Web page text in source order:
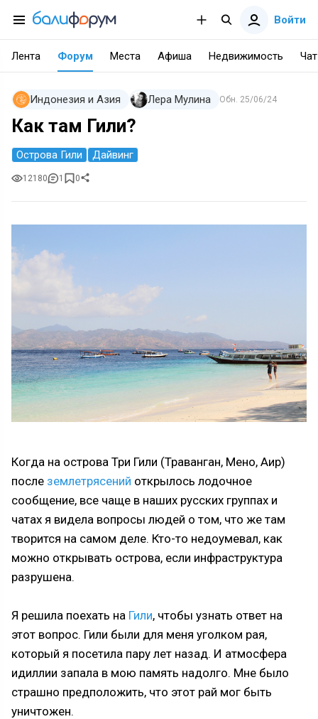
Войти
Лента Форум Места Афиша Недвижимость Чат
Индонезия и Азия Лера Мулина Обн. 25/06/24
Как там Гили?
Острова Гили Дайвинг
12180 1 0
Когда на острова Три Гили (Траванган, Мено, Аир)
после землетрясений открылось лодочное
сообщение, все чаще в наших русских группах и
чатах я видела вопросы людей о том, что же там
творится на самом деле. Кто-то недоумевал, как
можно открывать острова, если инфраструктура
разрушена.
Я решила поехать на Гили, чтобы узнать ответ на
этот вопрос. Гили были для меня уголком рая,
который я посетила пару лет назад. И атмосфера
идиллии запала в мою память надолго. Мне было
страшно предположить, что этот рай мог быть
уничтожен.